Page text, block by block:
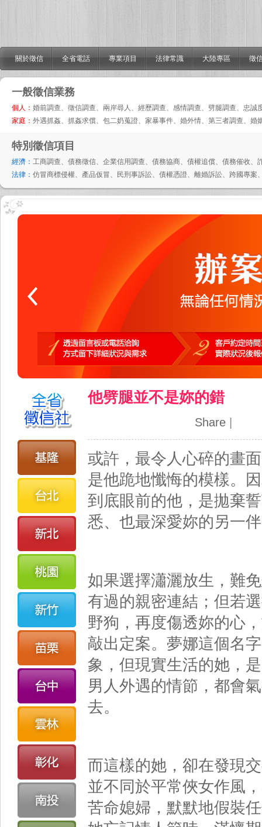
關於徵信 全省電話 專業項目 法律常識 大陸專區 徵
一般徵信業務
個人： 婚前調查、徵信調查、兩岸尋人、經歷調查、感情調查、劈腿調查、忠誠
家庭： 外遇抓姦、抓姦求償、包二奶蒐證、家暴事件、婚外情、第三者調查、
特別徵信項目
經濟： 工商調查、債務徵信、企業信用調查、債務協商、債權追償、債務催收、
法律： 仿冒商標侵權、產品仮冒、民刑事訴訟、債權憑證、離婚訴訟、跨國專案
他劈腿並不是妳的錯
Share
或許，最令人心碎的畫
是他跪地懺悔的模樣。
到底眼前的他，是拋棄
悉、也最深愛妳的另一
如果選擇瀟灑放生，難
有過的親密連結；但若
野狗，再度傷透妳的心
敲出定案。 夢娜這個名
象，但現實生活的她，
男人外遇的情節，都會
去。
而這樣的她，卻在發現
並不同於平常俠女作風
苦命媳婦，默默地假裝